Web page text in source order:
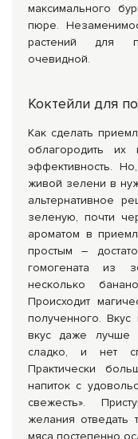
максимального
пюре.
растений для
очевидной.
Коктейли для
Как сделать
облагородить их
эффективность.
живой зелени в
альтернативное
зеленую, почти
ароматом в
простым –
гомогената из
несколько
Происходит
полученного. Вкус
вкус даже лучше
сладко, и нет
Практически
напиток с
свежесть».
желания отведать
мяса постепенно